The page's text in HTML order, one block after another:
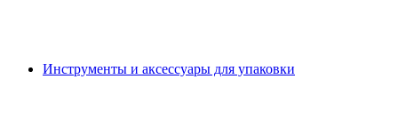
Инструменты и аксессуары для упаковки